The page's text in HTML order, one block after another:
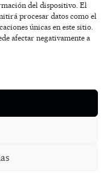
del dispositivo. El
procesar datos como el
únicas en este sitio.
afectar negativamente a
X
-
t
w
r
Y
o
u
t
T
i
k
t
AVISO
POLÍTICA DE